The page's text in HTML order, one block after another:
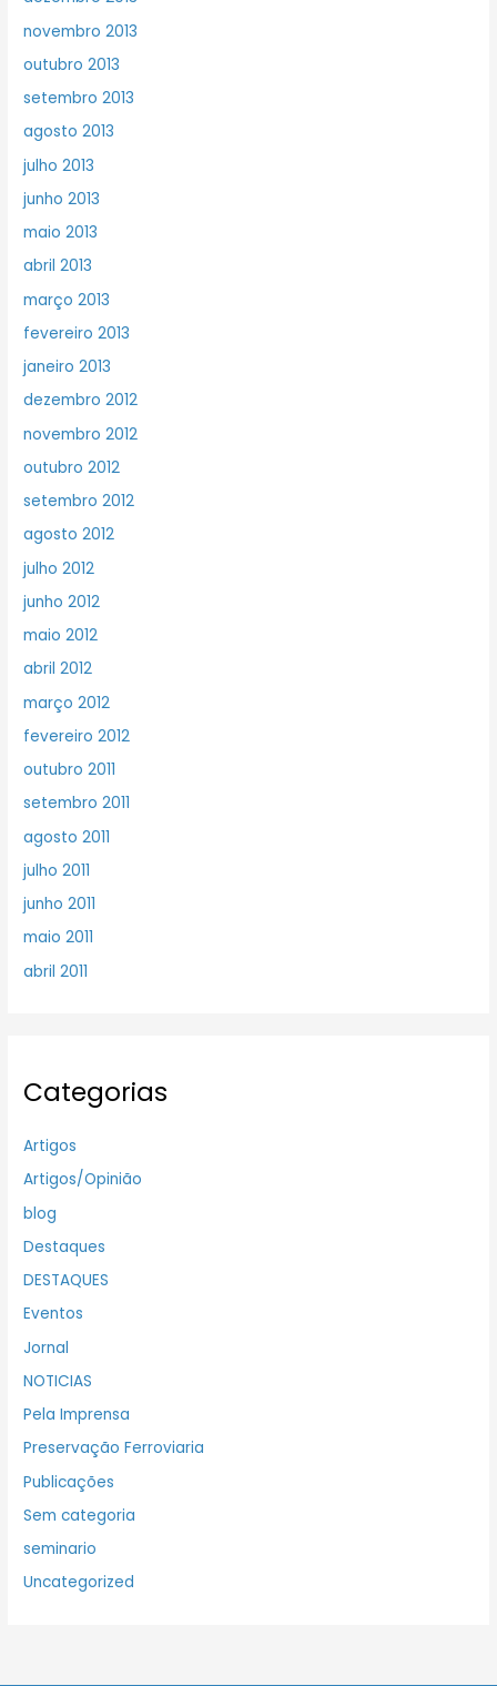
novembro 2013
outubro 2013
setembro 2013
agosto 2013
julho 2013
junho 2013
maio 2013
abril 2013
março 2013
fevereiro 2013
janeiro 2013
dezembro 2012
novembro 2012
outubro 2012
setembro 2012
agosto 2012
julho 2012
junho 2012
maio 2012
abril 2012
março 2012
fevereiro 2012
outubro 2011
setembro 2011
agosto 2011
julho 2011
junho 2011
maio 2011
abril 2011
Categorias
Artigos
Artigos/Opinião
blog
Destaques
DESTAQUES
Eventos
Jornal
NOTICIAS
Pela Imprensa
Preservação Ferroviaria
Publicações
Sem categoria
seminario
Uncategorized